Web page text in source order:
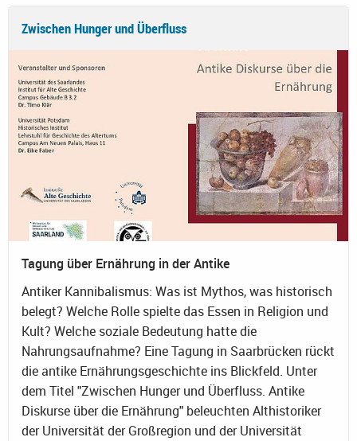
Zwischen Hunger und Überfluss
Tagung über Ernährung in der Antike
Antiker Kannibalismus: Was ist Mythos, was historisch
belegt? Welche Rolle spielte das Essen in Religion und
Kult? Welche soziale Bedeutung hatte die
Nahrungsaufnahme? Eine Tagung in Saarbrücken rückt
die antike Ernährungsgeschichte ins Blickfeld. Unter
dem Titel "Zwischen Hunger und Überfluss. Antike
Diskurse über die Ernährung" beleuchten Althistoriker
der Universität der Großregion und der Universität